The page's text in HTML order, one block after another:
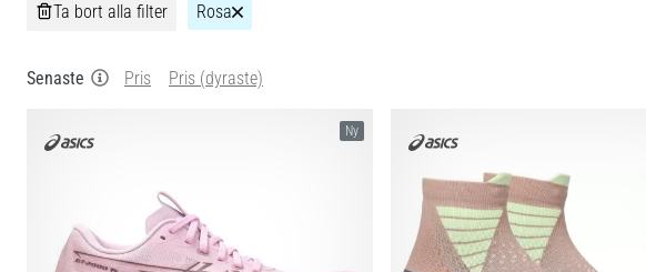
Ta bort alla filter Rosa
Senaste Pris Pris (dyraste)
Ny